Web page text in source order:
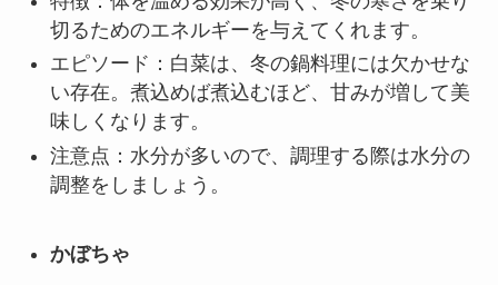
切るためのエネルギーを与えてくれます。
エピソード：白菜は、冬の鍋料理には欠かせな
い存在。煮込めば煮込むほど、甘みが増して美
味しくなります。
注意点：水分が多いので、調理する際は水分の
調整をしましょう。
かぼちゃ